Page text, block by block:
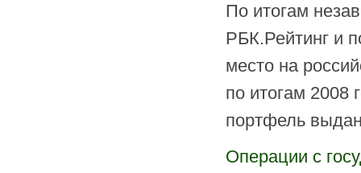
По итогам
РБК.Рейтинг и
место на
по итогам 2008
портфель
Операции с